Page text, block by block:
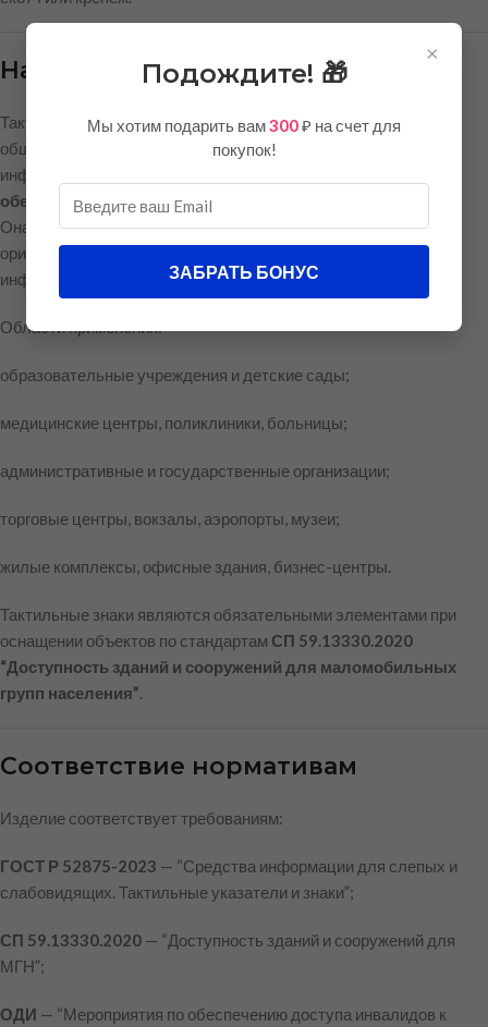
Назначение и применение
Тактильная табличка «Для слабовидящих» используется в
общественных зданиях и на объектах социальной
инфраструктуры для выполнения
обеспечению доступа инвалидов (ОДИ)
Она помогает посетителям с нарушением зрения безопасно
ориентироваться в пространстве и получать необходимую
информацию.
Области применения:
образовательные учреждения и детские сады;
медицинские центры, поликлиники, больницы;
административные и государственные организации;
торговые центры, вокзалы, аэропорты, музеи;
жилые комплексы, офисные здания, бизнес-центры.
Тактильные знаки являются обязательными элементами при
оснащении объектов по стандартам СП 59.13330.2020
“Доступность зданий и сооружений для маломобильных
групп населения”.
Соответствие нормативам
Изделие соответствует требованиям:
ГОСТ Р 52875-2023 — “Средства информации для слепых и
слабовидящих. Тактильные указатели и знаки”;
СП 59.13330.2020 — “Доступность зданий и сооружений для
МГН”;
ОДИ — “Мероприятия по обеспечению доступа инвалидов к
×
Подождите! 🎁
Мы хотим подарить вам300₽ на счет для
покупок!
ЗАБРАТЬ БОНУС